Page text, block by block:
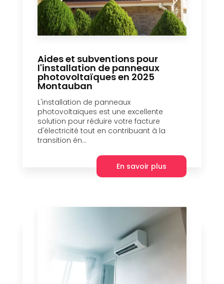
Aides et subventions pour
l'installation de panneaux
photovoltaïques en 2025
Montauban
L'installation de panneaux
photovoltaïques est une excellente
solution pour réduire votre facture
d'électricité tout en contribuant à la
transition én...
En savoir plus